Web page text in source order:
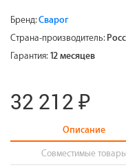
Бренд: Сварог
Страна-производитель:
Гарантия: 12 месяцев
32 212 ₽
Описание
Совместимые товары